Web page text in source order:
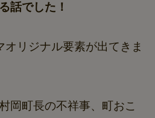
話でした！
リジナル要素が出てきま
岡町長の不祥事、町おこ